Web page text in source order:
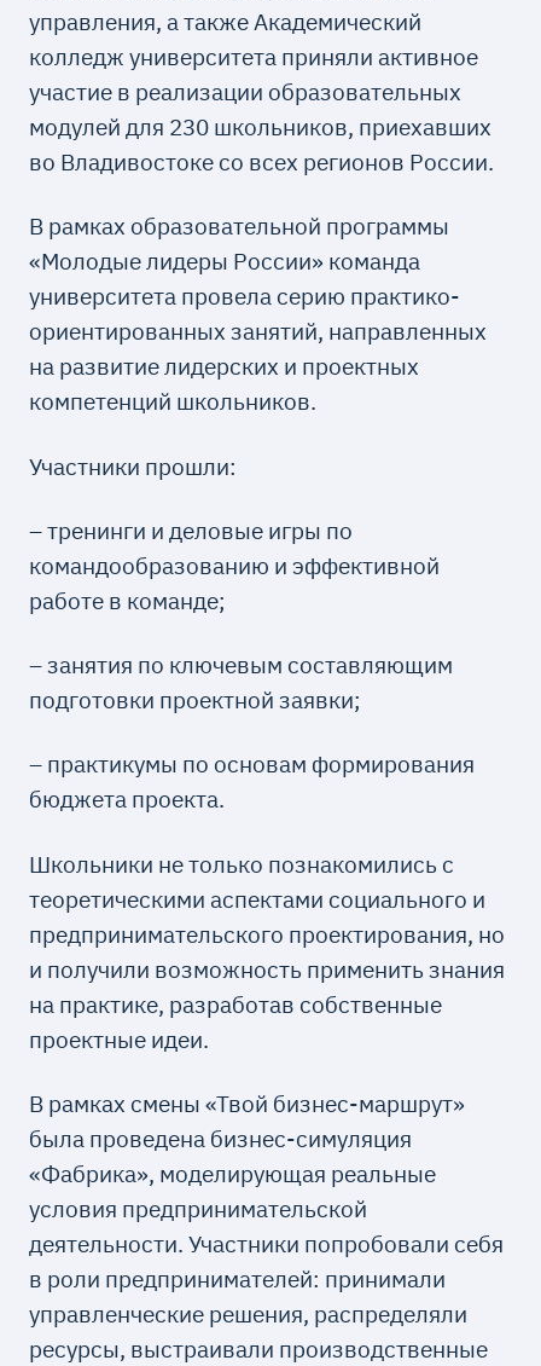
управления, а также Академический
колледж университета приняли активное
участие в реализации образовательных
модулей для 230 школьников, приехавших
во Владивостоке со всех регионов России.
В рамках образовательной программы
«Молодые лидеры России» команда
университета провела серию практико-
ориентированных занятий, направленных
на развитие лидерских и проектных
компетенций школьников.
Участники прошли:
– тренинги и деловые игры по
командообразованию и эффективной
работе в команде;
– занятия по ключевым составляющим
подготовки проектной заявки;
– практикумы по основам формирования
бюджета проекта.
Школьники не только познакомились с
теоретическими аспектами социального и
предпринимательского проектирования, но
и получили возможность применить знания
на практике, разработав собственные
проектные идеи.
В рамках смены «Твой бизнес-маршрут»
была проведена бизнес-симуляция
«Фабрика», моделирующая реальные
условия предпринимательской
деятельности. Участники попробовали себя
в роли предпринимателей: принимали
управленческие решения, распределяли
ресурсы, выстраивали производственные